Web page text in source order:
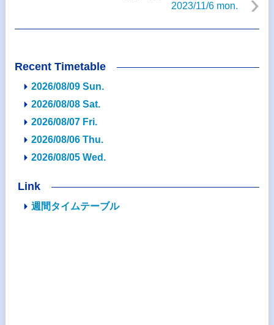
2023/11/6 mon.
Recent Timetable
2026/08/09 Sun.
2026/08/08 Sat.
2026/08/07 Fri.
2026/08/06 Thu.
2026/08/05 Wed.
Link
週間タイムテーブル